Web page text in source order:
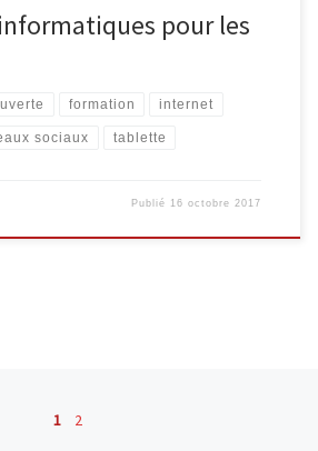
pour les
formation internet
sociaux tablette
Publié 16 octobre 2017
les articles
1 2